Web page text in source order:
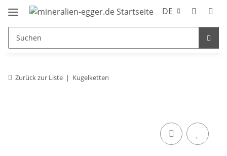
DE
Zurück zur Liste Kugelketten